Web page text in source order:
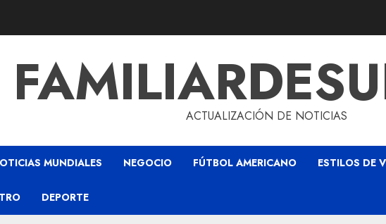
ACTUALIZACIÓN DE NOTICIAS
MUNDIALES NEGOCIO FÚTBOL AMERICANO ESTILOS DE
DEPORTE